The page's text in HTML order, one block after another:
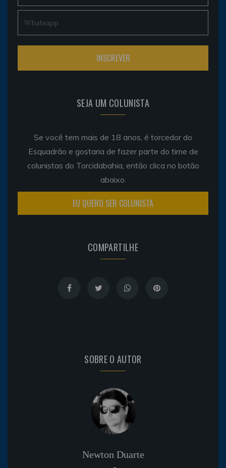
SEJA UM COLUNISTA
Se você tem mais de 18 anos, é torcedor do
Esquadrão e gostaria de fazer parte do time de
colunistas do Torcidabahia, então clica no botão
abaixo.
EU QUERO SER COLUNISTA
COMPARTILHE
SOBRE O AUTOR
Newton Duarte